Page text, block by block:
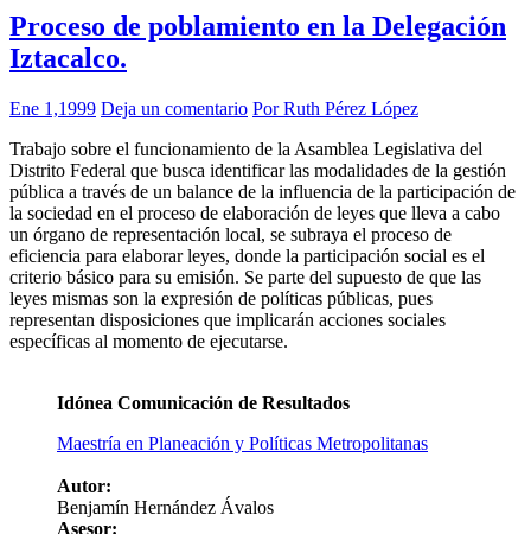
Proceso de poblamiento en la Delegación
Iztacalco.
Ene 1,1999 Deja un comentario Por Ruth Pérez López
Trabajo sobre el funcionamiento de la Asamblea Legislativa del
Distrito Federal que busca identificar las modalidades de la gestión
pública a través de un balance de la influencia de la participación de
la sociedad en el proceso de elaboración de leyes que lleva a cabo
un órgano de representación local, se subraya el proceso de
eficiencia para elaborar leyes, donde la participación social es el
criterio básico para su emisión. Se parte del supuesto de que las
leyes mismas son la expresión de políticas públicas, pues
representan disposiciones que implicarán acciones sociales
específicas al momento de ejecutarse.
Idónea Comunicación de Resultados
Maestría en Planeación y Políticas Metropolitanas
Autor:
Benjamín Hernández Ávalos
Asesor: